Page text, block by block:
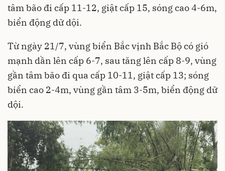
tâm bão đi cấp 11-12, giật cấp 15, sóng cao 4-6m,
biển động dữ dội.
Từ ngày 21/7, vùng biển Bắc vịnh Bắc Bộ có gió
mạnh dần lên cấp 6-7, sau tăng lên cấp 8-9, vùng
gần tâm bão đi qua cấp 10-11, giật cấp 13; sóng
biển cao 2-4m, vùng gần tâm 3-5m, biển động dữ
dội.